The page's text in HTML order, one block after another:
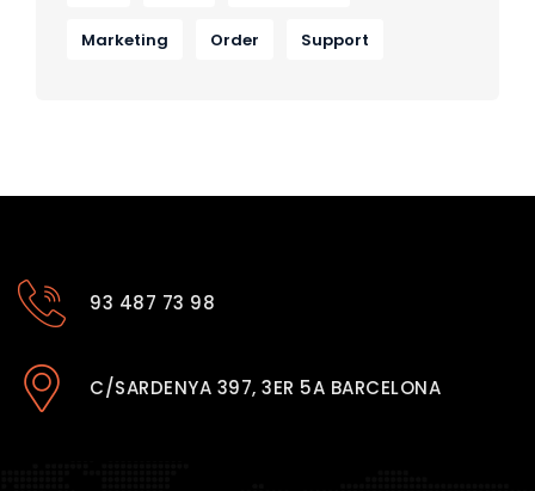
Marketing Order Support
93 487 73 98
C/SARDENYA 397, 3ER 5A BARCELONA